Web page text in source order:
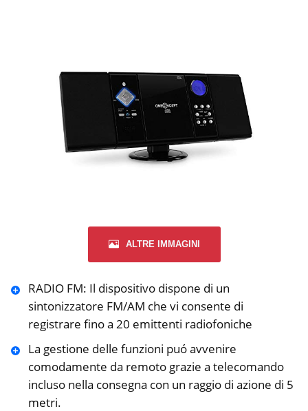
ALTRE IMMAGINI
RADIO FM: Il dispositivo dispone di un
sintonizzatore FM/AM che vi consente di
registrare fino a 20 emittenti radiofoniche
La gestione delle funzioni puó avvenire
comodamente da remoto grazie a telecomando
incluso nella consegna con un raggio di azione di 5
metri.